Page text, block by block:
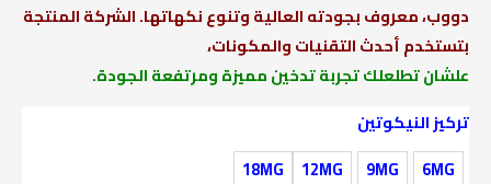
دووب، معروف بجودته العالية وتنوع نكهاتها. الشركة المنتجة
بتستخدم أحدث التقنيات والمكونات،
علشان تطلعلك تجربة تدخين مميزة ومرتفعة الجودة.
تركيز النيكوتين
6MG
9MG
12MG
18MG